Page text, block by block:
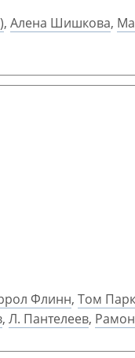
, Алена Шишкова,
Флинн, Том
, Л. Пантелеев,